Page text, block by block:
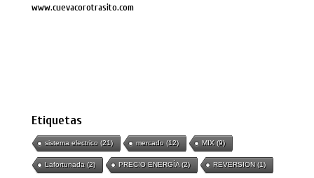
www.cuevacorotrasito.com
Etiquetas
sistema electrico(21) mercado(12) MIX(9)
Lafortunada(2) PRECIO ENERGÍA(2) REVERSION(1)